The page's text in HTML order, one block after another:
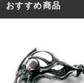
おすすめ商品